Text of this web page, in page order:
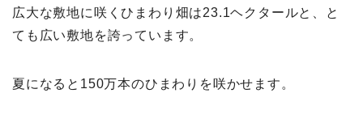
広大な敷地に咲くひまわり畑は23.1ヘクタールと、と
ても広い敷地を誇っています。
夏になると150万本のひまわりを咲かせます。